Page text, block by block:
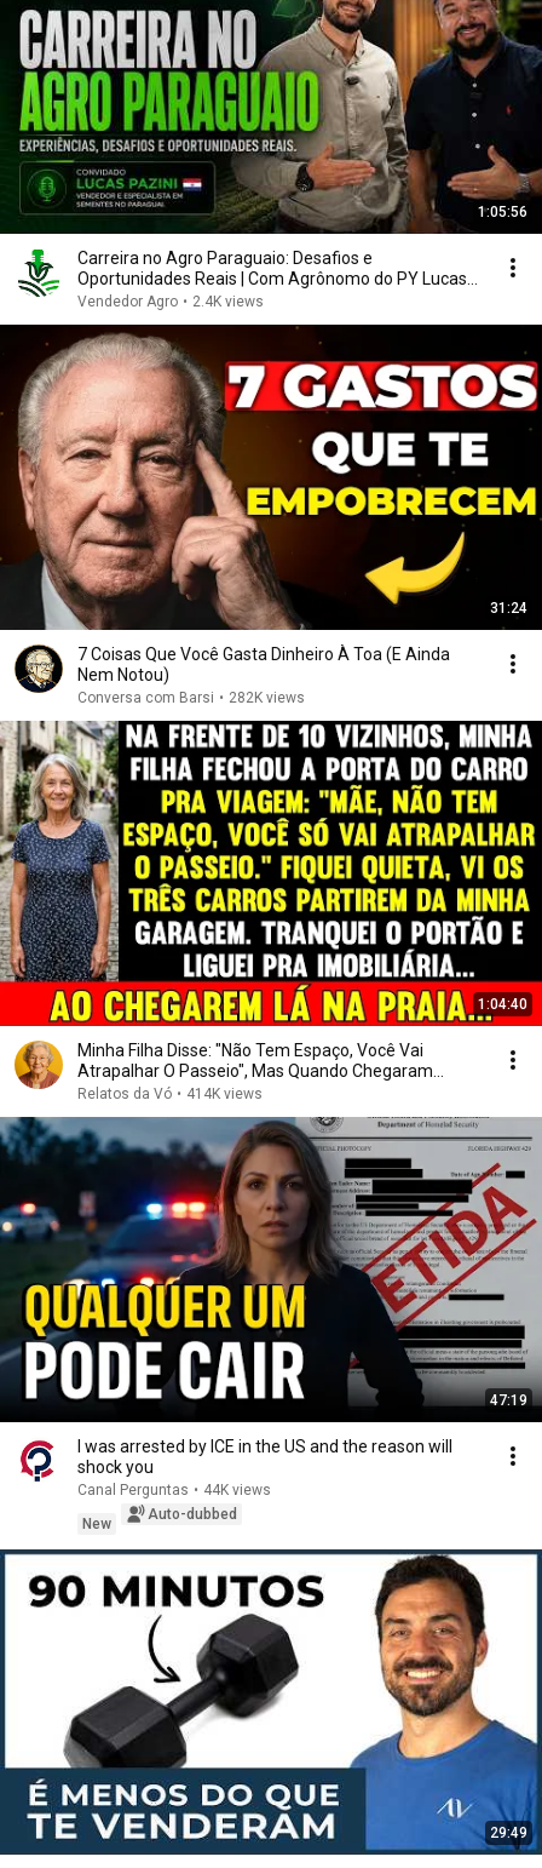
1:05:56
Carreira no Agro Paraguaio: Desafios e
Oportunidades Reais | Com Agrônomo do PY Lucas
Pazini
Vendedor Agro • 2.4K views
31:24
7 Coisas Que Você Gasta Dinheiro À Toa (E Ainda
Nem Notou)
Conversa com Barsi • 282K views
1:04:40
Minha Filha Disse: "Não Tem Espaço, Você Vai
Atrapalhar O Passeio", Mas Quando Chegaram...
Relatos da Vó • 414K views
47:19
I was arrested by ICE in the US and the reason will
shock you
Canal Perguntas • 44K views
New
Auto-dubbed
29:49